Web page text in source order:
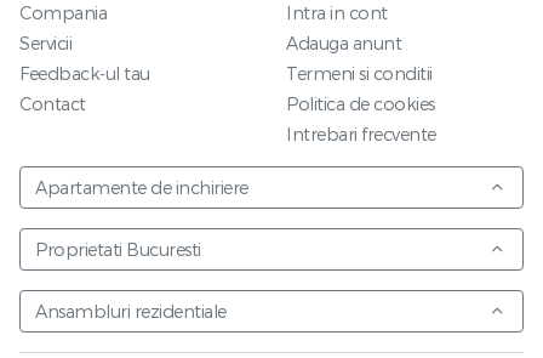
Compania
Servicii
Feedback-ul tau
Contact
Intra in cont
Adauga anunt
Termeni si conditii
Politica de cookies
Intrebari frecvente
Apartamente de inchiriere
Proprietati Bucuresti
Ansambluri rezidentiale